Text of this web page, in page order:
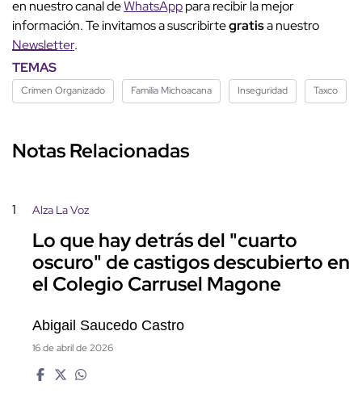
en nuestro canal deWhatsApppara recibir la mejor
información. Te invitamos a suscribirtegratisa nuestro
Newsletter.
TEMAS
Crimen Organizado Familia Michoacana Inseguridad Taxco
Notas Relacionadas
1 Alza La Voz
Lo que hay detrás del "cuarto
oscuro" de castigos descubierto en
el Colegio Carrusel Magone
Abigail Saucedo Castro
16 de abril de 2026